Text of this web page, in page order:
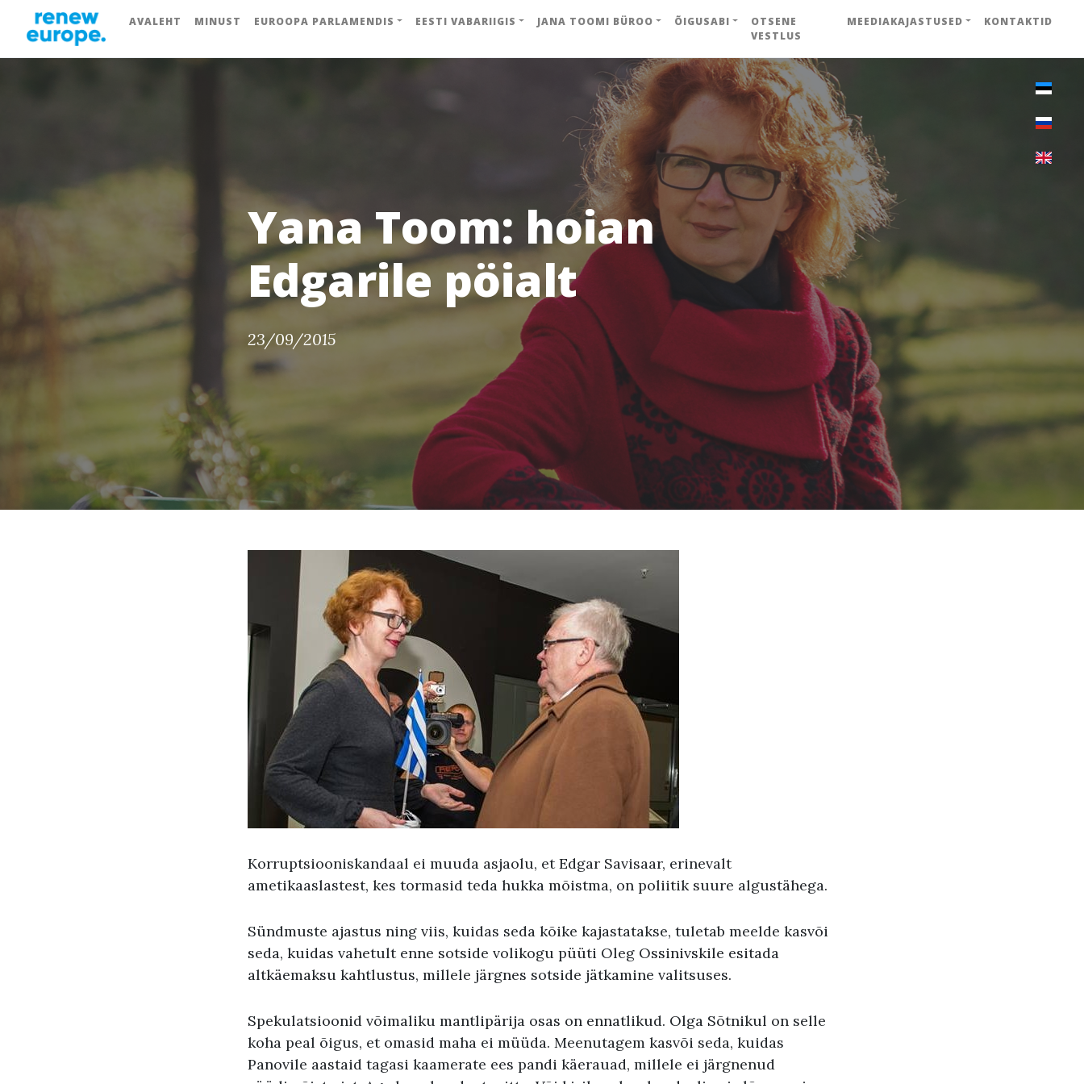
AVALEHT MINUST EUROOPA PARLAMENDIS EESTI VABARIIGIS JANA TOOMI BÜROO ÕIGUSABI
OTSENE
VESTLUS
MEEDIAKAJASTUSED KONTAKTID
Yana Toom: hoian
Edgarile pöialt
23/09/2015
Korruptsiooniskandaal ei muuda asjaolu, et Edgar Savisaar, erinevalt
ametikaaslastest, kes tormasid teda hukka mõistma, on poliitik suure algustähega.
Sündmuste ajastus ning viis, kuidas seda kõike kajastatakse, tuletab meelde kasvõi
seda, kuidas vahetult enne sotside volikogu püüti Oleg Ossinivskile esitada
altkäemaksu kahtlustus, millele järgnes sotside jätkamine valitsuses.
Spekulatsioonid võimaliku mantlipärija osas on ennatlikud. Olga Sõtnikul on selle
koha peal õigus, et omasid maha ei müüda. Meenutagem kasvõi seda, kuidas
Panovile aastaid tagasi kaamerate ees pandi käerauad, millele ei järgnenud